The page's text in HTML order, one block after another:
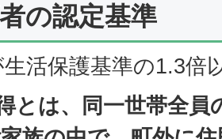
の認定基準
活保護基準の1.3倍
とは、同一世帯全員